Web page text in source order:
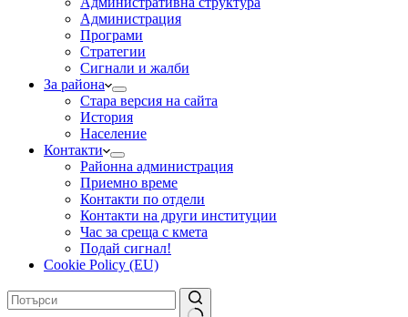
Администрация
Програми
Стратегии
Сигнали и жалби
За района
Стара версия на сайта
История
Население
Контакти
Районна администрация
Приемно време
Контакти по отдели
Контакти на други институции
Час за среща с кмета
Подай сигнал!
Cookie Policy (EU)